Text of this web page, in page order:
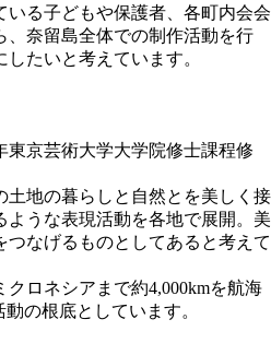
いる子どもや保護者、各町内会会
、奈留島全体での制作活動を行
たいと考えています。
東京芸術大学大学院修士課程修
土地の暮らしと自然とを美しく接
うな表現活動を各地で展開。美
なげるものとしてあると考えて
クロネシアまで約4,000kmを航海
の根底としています。